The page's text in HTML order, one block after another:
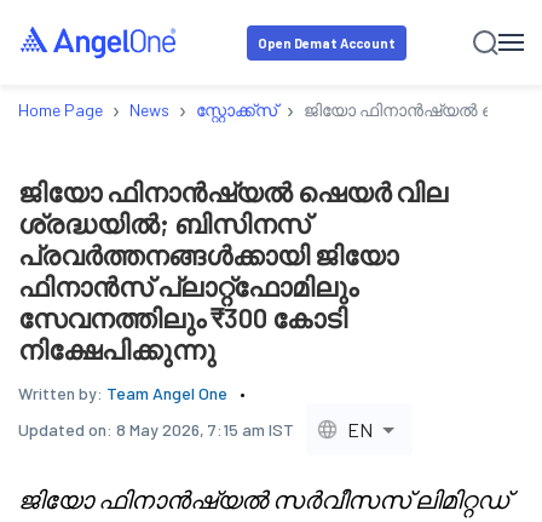
Open Demat Account
Home Page › News › സ്റ്റോക്ക്‌സ് › ജിയോ ഫിനാൻഷ്യൽ ഷെയർ
ജിയോ ഫിനാൻഷ്യൽ ഷെയർ വില
ശ്രദ്ധയിൽ; ബിസിനസ്
പ്രവർത്തനങ്ങൾക്കായി ജിയോ
ഫിനാൻസ് പ്ലാറ്റ്ഫോമിലും
സേവനത്തിലും ₹300 കോടി
നിക്ഷേപിക്കുന്നു
Written by: Team Angel One
Updated on: 8 May 2026, 7:15 am IST EN
ജിയോ ഫിനാൻഷ്യൽ സർവീസസ് ലിമിറ്റഡ്